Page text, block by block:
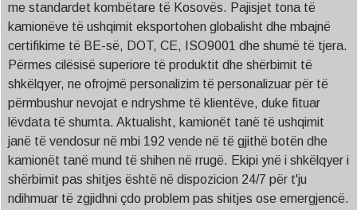
me standardet kombëtare të Kosovës. Pajisjet tona të
kamionëve të ushqimit eksportohen globalisht dhe mbajnë
certifikime të BE-së, DOT, CE, ISO9001 dhe shumë të tjera.
Përmes cilësisë superiore të produktit dhe shërbimit të
shkëlqyer, ne ofrojmë personalizim të personalizuar për të
përmbushur nevojat e ndryshme të klientëve, duke fituar
lëvdata të shumta. Aktualisht, kamionët tanë të ushqimit
janë të vendosur në mbi 192 vende në të gjithë botën dhe
kamionët tanë mund të shihen në rrugë. Ekipi ynë i shkëlqyer i
shërbimit pas shitjes është në dispozicion 24/7 për t'ju
ndihmuar të zgjidhni çdo problem pas shitjes ose emergjencë.